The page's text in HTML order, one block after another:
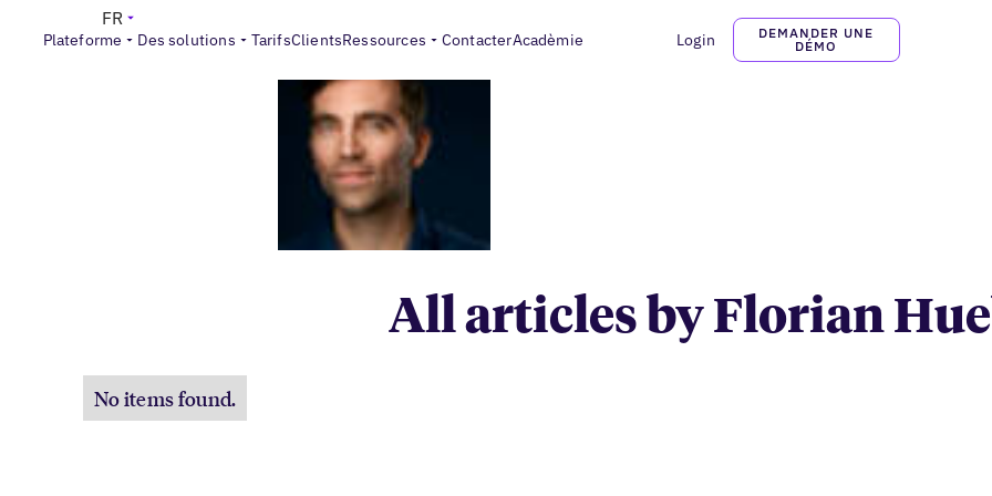
Plateforme Des solutions TarifsClientsRessources ContacterAcadèmie Login
DEMANDER UNE
DÉMO
FR
Florian Huebner
All articles by Florian
No items found.